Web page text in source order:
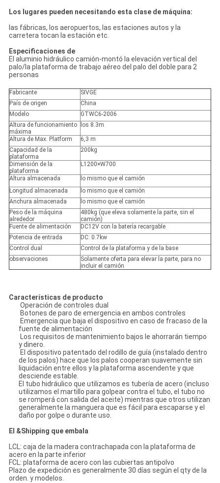
Los lugares pueden necesitando esta clase de máquina:
las fábricas, los aeropuertos, las estaciones autos y la
carretera tocan la estación etc.
Especificaciones de
El aluminio hidráulico camión-montó la elevación vertical del
palo/la plataforma de trabajo aéreo del palo del doble para 2
personas
Fabricante
SIVGE
País de origen
China
Modelo
GTWC6-2006
Altura de funcionamiento
máxima
los 8.3m
Altura de Max. Platform
6,3 m
Capacidad de la
plataforma
200kg
Dimensión de la
plataforma
L1200×W700
Altura almacenada
lo mismo que el camión
Longitud almacenada
lo mismo que el camión
Anchura almacenada
lo mismo que el camión
Peso de la máquina
alrededor
480kg (que eleva solamente la parte, sin el
camión)
Fuente de alimentación
DC12V con la batería recargable
Potencia de entrada
DC: 0.7kw
Control dual
Control de la plataforma y de la base
observaciones
Solamente oferta para elevar la parte, para no
incluir el camión
Características de producto
Operación de controles dual
Botones de paro de emergencia en ambos controles
Emergencia que baja el dispositivo en caso de fracaso de la
fuente de alimentación
Los requisitos de mantenimiento bajos le ahorrarán tiempo
y dinero.
El dispositivo patentado del rodillo de guía (instalado dentro
de los palos) hace que los palos cooperan suavemente sin
liquidación entre ellos y la plataforma ascendente y que
desciende estable.
El tubo hidráulico que utilizamos es tubería de acero (incluso
utilizamos el martillo para golpear contra el tubo, el tubo no
se romperá con salida del aceite) mientras que otros utilizan
generalmente la manguera que es fácil para escaparse y el
daño por golpe o durante uso.
El &Shipping que embala
LCL: caja de la madera contrachapada con la plataforma de
acero en la parte inferior
FCL: plataforma de acero con las cubiertas antipolvo
Plazo de expedición es generalmente 30 días según el qty de la
orden. y modelos.